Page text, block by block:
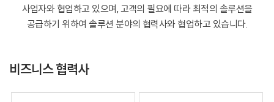
사업자와 협업하고 있으며, 고객의 필요에 따라 최적의 솔루션을
공급하기 위하여 솔루션 분야의 협력사와 협업하고 있습니다.
비즈니스 협력사